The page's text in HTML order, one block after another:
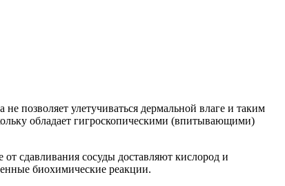
позволяет улетучиваться дермальной влаге и таким
обладает гигроскопическими (впитывающими)
сдавливания сосуды доставляют кислород и
биохимические реакции.